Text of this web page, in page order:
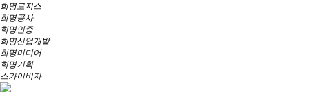
희명로지스
희명공사
희명인증
희명산업개발
희명미디어
희명기획
스카이비자